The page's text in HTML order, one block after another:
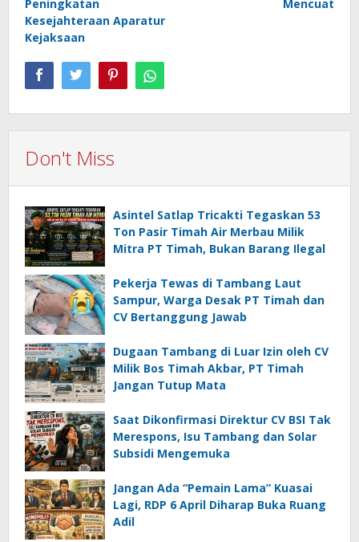
Peningkatan
Kesejahteraan Aparatur
Kejaksaan
Mencuat
Don't Miss
Asintel Satlap Tricakti Tegaskan 53
Ton Pasir Timah Air Merbau Milik
Mitra PT Timah, Bukan Barang Ilegal
Pekerja Tewas di Tambang Laut
Sampur, Warga Desak PT Timah dan
CV Bertanggung Jawab
Dugaan Tambang di Luar Izin oleh CV
Milik Bos Timah Akbar, PT Timah
Jangan Tutup Mata
Saat Dikonfirmasi Direktur CV BSI Tak
Merespons, Isu Tambang dan Solar
Subsidi Mengemuka
Jangan Ada “Pemain Lama” Kuasai
Lagi, RDP 6 April Diharap Buka Ruang
Adil